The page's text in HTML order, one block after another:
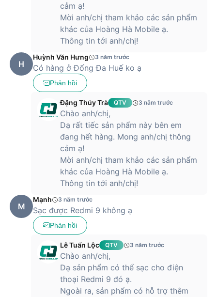
cảm ạ!
Mời anh/chị tham khảo các sản phẩm
khác của Hoàng Hà Mobile ạ.
Thông tin tới anh/chị!
H
Huỳnh Văn Hưng 3 năm trước
Có hàng ở Đống Đa Huế ko ạ
Phản hồi
Đặng Thúy Trà QTV 3 năm trước
Chào anh/chị,
Dạ rất tiếc sản phẩm này bên em
đang hết hàng. Mong anh/chị thông
cảm ạ!
Mời anh/chị tham khảo các sản phẩm
khác của Hoàng Hà Mobile ạ.
Thông tin tới anh/chị!
M
Mạnh 3 năm trước
Sạc được Redmi 9 không ạ
Phản hồi
Lê Tuấn Lộc QTV 3 năm trước
Chào anh/chị,
Dạ sản phẩm có thể sạc cho điện
thoại Redmi 9 đó ạ.
Ngoài ra, sản phẩm có hỗ trợ thêm